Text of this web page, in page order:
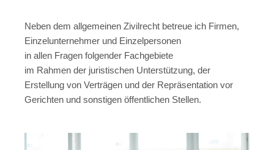
Neben dem allgemeinen Zivilrecht betreue ich Firmen,
Einzelunternehmer und Einzelpersonen
in allen Fragen folgender Fachgebiete
im Rahmen der juristischen Unterstützung, der
Erstellung von Verträgen und der Repräsentation vor
Gerichten und sonstigen öffentlichen Stellen.